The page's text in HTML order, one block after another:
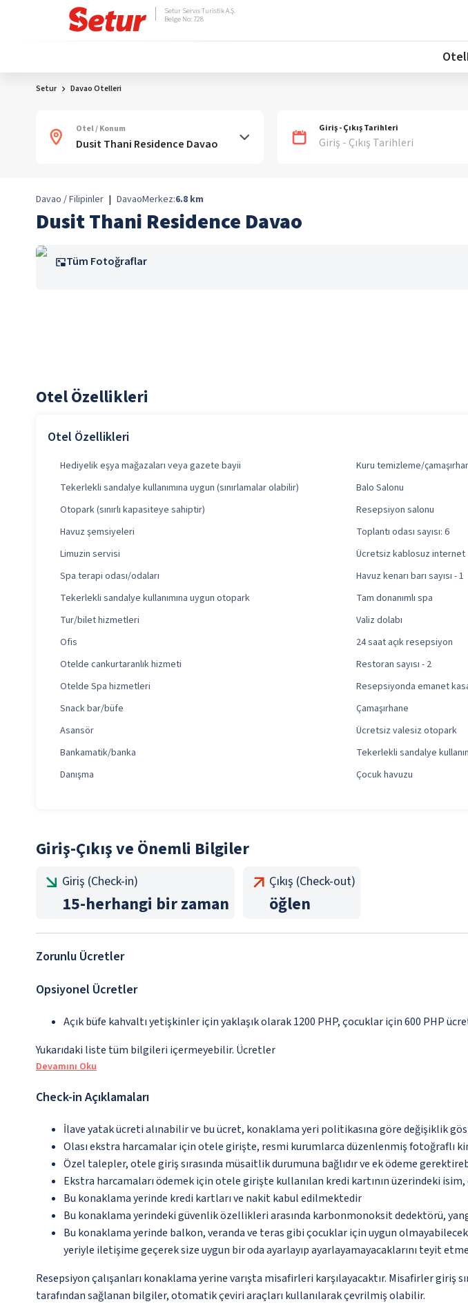
Setur Servis Turistik A.Ş.
Belge No: 728
Otel
Setur Davao Otelleri
Otel / Konum Giriş - Çıkış Tarihleri
Giriş - Çıkış Tarihleri
Davao / Filipinler | DavaoMerkez:6.8 km
Dusit Thani Residence Davao
Tüm Fotoğraflar
Otel Özellikleri
Otel Özellikleri
Hediyelik eşya mağazaları veya gazete bayii Kuru temizleme/
Tekerlekli sandalye kullanımına uygun (sınırlamalar olabilir)
Balo Salonu
Otopark (sınırlı kapasiteye sahiptir)
Resepsiyon salonu
Havuz şemsiyeleri
Toplantı odası sayısı: 6
Limuzin servisi
Ücretsiz kablosuz internet
Spa terapi odası/odaları
Havuz kenarı barı sayısı - 1
Tekerlekli sandalye kullanımına uygun otopark
Tam donanımlı spa
Tur/bilet hizmetleri
Valiz dolabı
Ofis
24 saat açık resepsiyon
Otelde cankurtaranlık hizmeti
Restoran sayısı - 2
Otelde Spa hizmetleri
Resepsiyonda emanet
Snack bar/büfe
Çamaşırhane
Asansör
Ücretsiz valesiz otopark
Bankamatik/banka
Tekerlekli sandalye
Danışma
Çocuk havuzu
Giriş-Çıkış ve Önemli Bilgiler
Giriş (Check-in)
15-herhangi bir zaman
Çıkış (Check-out)
öğlen
Zorunlu Ücretler
Opsiyonel Ücretler
Açık büfe kahvaltı yetişkinler için yaklaşık olarak 1200 PHP, çocuklar için 600 PHP
Yukarıdaki liste tüm bilgileri içermeyebilir. Ücretler
Devamını Oku
Check-in Açıklamaları
İlave yatak ücreti alınabilir ve bu ücret, konaklama yeri politikasına göre değişiklik
Olası ekstra harcamalar için otele girişte, resmi kurumlarca düzenlenmiş fotoğraflı
Özel talepler, otele giriş sırasında müsaitlik durumuna bağlıdır ve ek ödeme
Ekstra harcamaları ödemek için otele girişte kullanılan kredi kartının üzerindeki
Bu konaklama yerinde kredi kartları ve nakit kabul edilmektedir
Bu konaklama yerindeki güvenlik özellikleri arasında karbonmonoksit dedektörü,
Bu konaklama yerinde balkon, veranda ve teras gibi çocuklar için uygun
yeriyle iletişime geçerek size uygun bir oda ayarlayıp ayarlayamayacaklarını teyit
Resepsiyon çalışanları konaklama yerine varışta misafirleri karşılayacaktır. Misafirler giriş
tarafından sağlanan bilgiler, otomatik çeviri araçları kullanılarak çevrilmiş olabilir.